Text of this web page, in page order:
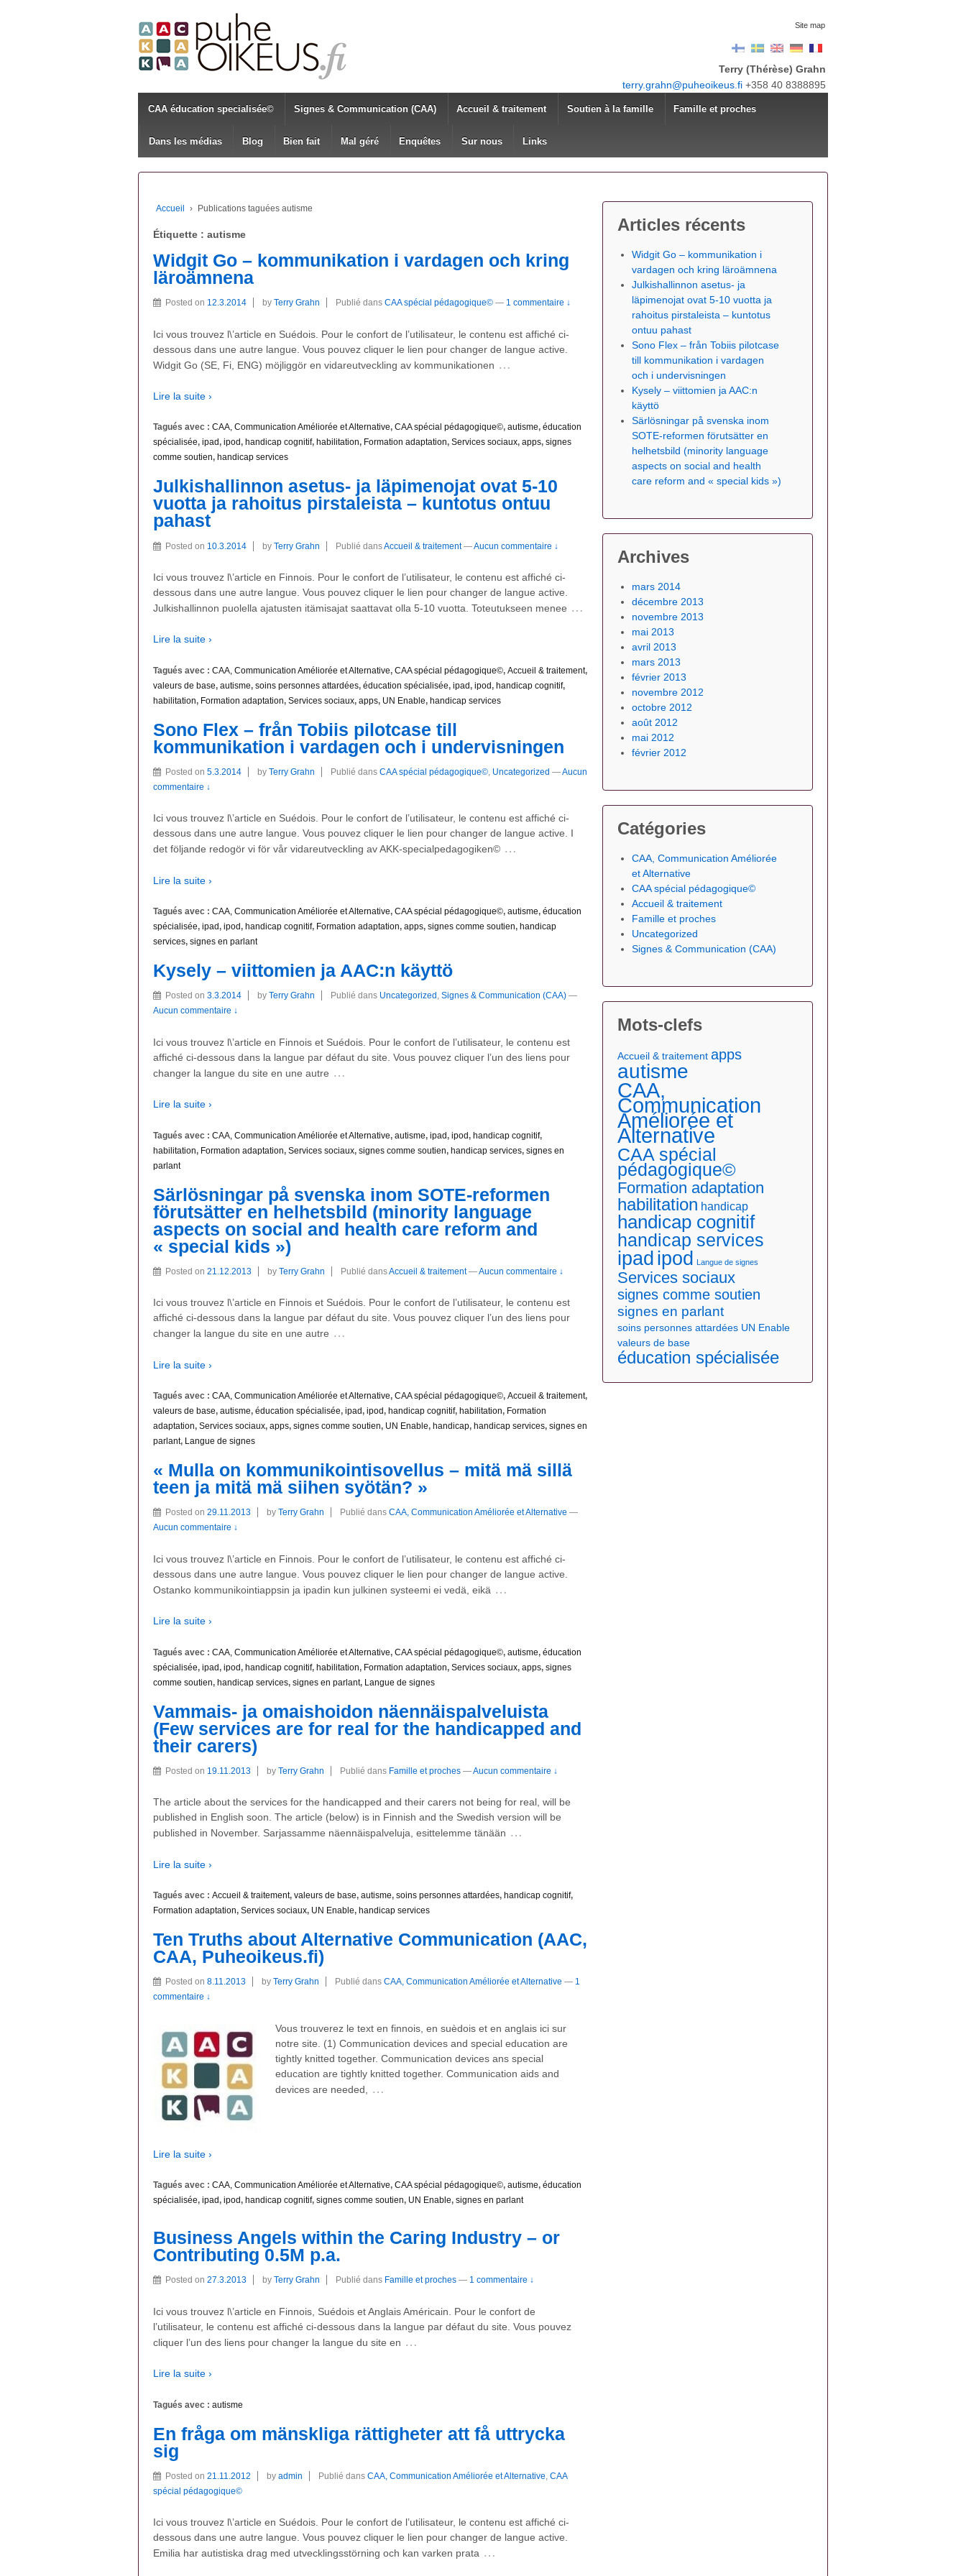
Site map
Terry (Thérèse) Grahn
terry.grahn@puheoikeus.fi +358 40 8388895
CAA éducation specialisée© Signes & Communication (CAA) Accueil & traitement Soutien à la famille Famille et proches
Dans les médias Blog Bien fait Mal géré Enquêtes Sur nous Links
Accueil › Publications taguées autisme
Étiquette : autisme
Widgit Go – kommunikation i vardagen och kring
läroämnena
Posted on 12.3.2014 by Terry Grahn Publié dans CAA spécial pédagogique© — 1 commentaire ↓
Ici vous trouvez l\’article en Suédois. Pour le confort de l’utilisateur, le contenu est affiché ci-
dessous dans une autre langue. Vous pouvez cliquer le lien pour changer de langue active.
Widgit Go (SE, Fi, ENG) möjliggör en vidareutveckling av kommunikationen …
Lire la suite ›
Tagués avec : CAA, Communication Améliorée et Alternative, CAA spécial pédagogique©, autisme, éducation
spécialisée, ipad, ipod, handicap cognitif, habilitation, Formation adaptation, Services sociaux, apps, signes
comme soutien, handicap services
Julkishallinnon asetus- ja läpimenojat ovat 5-10
vuotta ja rahoitus pirstaleista – kuntotus ontuu
pahast
Posted on 10.3.2014 by Terry Grahn Publié dansAccueil & traitement —Aucun commentaire ↓
Ici vous trouvez l\’article en Finnois. Pour le confort de l’utilisateur, le contenu est affiché ci-
dessous dans une autre langue. Vous pouvez cliquer le lien pour changer de langue active.
Julkishallinnon puolella ajatusten itämisajat saattavat olla 5-10 vuotta. Toteutukseen menee …
Lire la suite ›
Tagués avec : CAA, Communication Améliorée et Alternative, CAA spécial pédagogique©, Accueil & traitement,
valeurs de base, autisme, soins personnes attardées, éducation spécialisée, ipad, ipod, handicap cognitif,
habilitation, Formation adaptation, Services sociaux, apps, UN Enable, handicap services
Sono Flex – från Tobiis pilotcase till
kommunikation i vardagen och i undervisningen
Posted on 5.3.2014 by Terry Grahn Publié dans CAA spécial pédagogique©, Uncategorized —Aucun
commentaire ↓
Ici vous trouvez l\’article en Suédois. Pour le confort de l’utilisateur, le contenu est affiché ci-
dessous dans une autre langue. Vous pouvez cliquer le lien pour changer de langue active. I
det följande redogör vi för vår vidareutveckling av AKK-specialpedagogiken© …
Lire la suite ›
Tagués avec : CAA, Communication Améliorée et Alternative, CAA spécial pédagogique©, autisme, éducation
spécialisée, ipad, ipod, handicap cognitif, Formation adaptation, apps, signes comme soutien, handicap
services, signes en parlant
Kysely – viittomien ja AAC:n käyttö
Posted on 3.3.2014 by Terry Grahn Publié dans Uncategorized , Signes & Communication (CAA) —
Aucun commentaire ↓
Ici vous trouvez l\’article en Finnois et Suédois. Pour le confort de l’utilisateur, le contenu est
affiché ci-dessous dans la langue par défaut du site. Vous pouvez cliquer l’un des liens pour
changer la langue du site en une autre …
Lire la suite ›
Tagués avec : CAA, Communication Améliorée et Alternative, autisme, ipad, ipod, handicap cognitif,
habilitation, Formation adaptation, Services sociaux, signes comme soutien, handicap services, signes en
parlant
Särlösningar på svenska inom SOTE-reformen
förutsätter en helhetsbild (minority language
aspects on social and health care reform and
« special kids »)
Posted on 21.12.2013 by Terry Grahn Publié dansAccueil & traitement —Aucun commentaire ↓
Ici vous trouvez l\’article en Finnois et Suédois. Pour le confort de l’utilisateur, le contenu est
affiché ci-dessous dans la langue par défaut du site. Vous pouvez cliquer l’un des liens pour
changer la langue du site en une autre …
Lire la suite ›
Tagués avec : CAA, Communication Améliorée et Alternative, CAA spécial pédagogique©, Accueil & traitement,
valeurs de base, autisme, éducation spécialisée, ipad, ipod, handicap cognitif, habilitation, Formation
adaptation, Services sociaux, apps, signes comme soutien, UN Enable, handicap, handicap services, signes en
parlant, Langue de signes
« Mulla on kommunikointisovellus – mitä mä sillä
teen ja mitä mä siihen syötän? »
Posted on 29.11.2013 by Terry Grahn Publié dans CAA, Communication Améliorée et Alternative —
Aucun commentaire ↓
Ici vous trouvez l\’article en Finnois. Pour le confort de l’utilisateur, le contenu est affiché ci-
dessous dans une autre langue. Vous pouvez cliquer le lien pour changer de langue active.
Ostanko kommunikointiappsin ja ipadin kun julkinen systeemi ei vedä, eikä …
Lire la suite ›
Tagués avec : CAA, Communication Améliorée et Alternative, CAA spécial pédagogique©, autisme, éducation
spécialisée, ipad, ipod, handicap cognitif, habilitation, Formation adaptation, Services sociaux, apps, signes
comme soutien, handicap services, signes en parlant, Langue de signes
Vammais- ja omaishoidon näennäispalveluista
(Few services are for real for the handicapped and
their carers)
Posted on 19.11.2013 by Terry Grahn Publié dans Famille et proches —Aucun commentaire ↓
The article about the services for the handicapped and their carers not being for real, will be
published in English soon. The article (below) is in Finnish and the Swedish version will be
published in November. Sarjassamme näennäispalveluja, esittelemme tänään …
Lire la suite ›
Tagués avec : Accueil & traitement, valeurs de base, autisme, soins personnes attardées, handicap cognitif,
Formation adaptation, Services sociaux, UN Enable, handicap services
Ten Truths about Alternative Communication (AAC,
CAA, Puheoikeus.fi)
Posted on 8.11.2013 by Terry Grahn Publié dans CAA, Communication Améliorée et Alternative — 1
commentaire ↓
Vous trouverez le text en finnois, en suèdois et en anglais ici sur
notre site. (1) Communication devices and special education are
tightly knitted together. Communication devices ans special
education are tightly knitted together. Communication aids and
devices are needed,
…
Lire la suite ›
Tagués avec : CAA, Communication Améliorée et Alternative, CAA spécial pédagogique©, autisme, éducation
spécialisée, ipad, ipod, handicap cognitif, signes comme soutien, UN Enable, signes en parlant
Business Angels within the Caring Industry – or
Contributing 0.5M p.a.
Posted on 27.3.2013 by Terry Grahn Publié dans Famille et proches — 1 commentaire ↓
Ici vous trouvez l\’article en Finnois, Suédois et Anglais Américain. Pour le confort de
l’utilisateur, le contenu est affiché ci-dessous dans la langue par défaut du site. Vous pouvez
cliquer l’un des liens pour changer la langue du site en …
Lire la suite ›
Tagués avec : autisme
En fråga om mänskliga rättigheter att få uttrycka
sig
Posted on 21.11.2012 by admin Publié dans CAA, Communication Améliorée et Alternative, CAA
spécial pédagogique©
Ici vous trouvez l\’article en Suédois. Pour le confort de l’utilisateur, le contenu est affiché ci-
dessous dans une autre langue. Vous pouvez cliquer le lien pour changer de langue active.
Emilia har autistiska drag med utvecklingsstörning och kan varken prata …
Articles récents
Widgit Go – kommunikation i
vardagen och kring läroämnena
Julkishallinnon asetus- ja
läpimenojat ovat 5-10 vuotta ja
rahoitus pirstaleista – kuntotus
ontuu pahast
Sono Flex – från Tobiis pilotcase
till kommunikation i vardagen
och i undervisningen
Kysely – viittomien ja AAC:n
käyttö
Särlösningar på svenska inom
SOTE-reformen förutsätter en
helhetsbild (minority language
aspects on social and health
care reform and « special kids »)
Archives
mars 2014
décembre 2013
novembre 2013
mai 2013
avril 2013
mars 2013
février 2013
novembre 2012
octobre 2012
août 2012
mai 2012
février 2012
Catégories
CAA, Communication Améliorée
et Alternative
CAA spécial pédagogique©
Accueil & traitement
Famille et proches
Uncategorized
Signes & Communication (CAA)
Mots-clefs
Accueil & traitement apps
autisme
CAA,
Communication
Améliorée et
Alternative
CAA spécial
pédagogique©
Formation adaptation
habilitation handicap
handicap cognitif
handicap services
ipadipod Langue de signes
Services sociaux
signes comme soutien
signes en parlant
soins personnes attardées UN Enable
valeurs de base
éducation spécialisée